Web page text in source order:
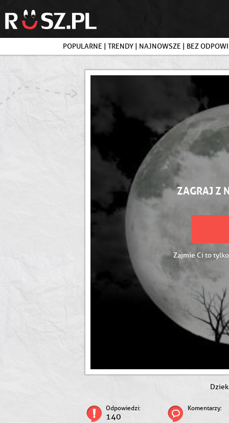
POPULARNE | TRENDY | NAJNOWSZE | BEZ
ZAGRAJ Z
Zajmie Ci to
Odpowiedzi:
140
Komentarzy: